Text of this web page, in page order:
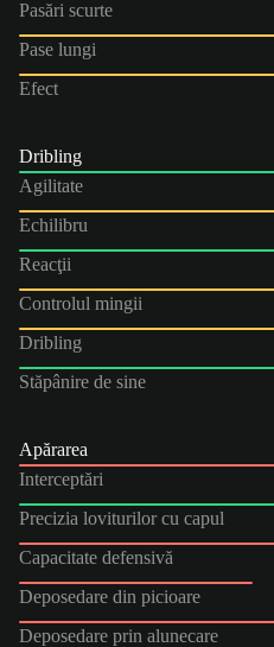
Pasări scurte
Pase lungi
Efect
Dribling
Agilitate
Echilibru
Reacţii
Controlul mingii
Dribling
Stăpânire de sine
Apărarea
Interceptări
Precizia loviturilor cu capul
Capacitate defensivă
Deposedare din picioare
Deposedare prin alunecare